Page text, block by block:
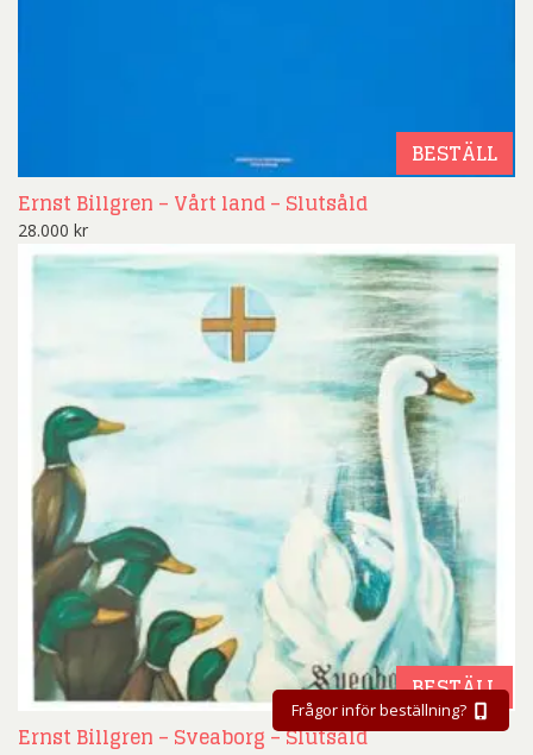
BESTÄLL
Ernst Billgren – Vårt land – Slutsåld
28.000 kr
BESTÄLL
Ernst Billgren – Sveaborg – Slutsåld
Frågor inför beställning?